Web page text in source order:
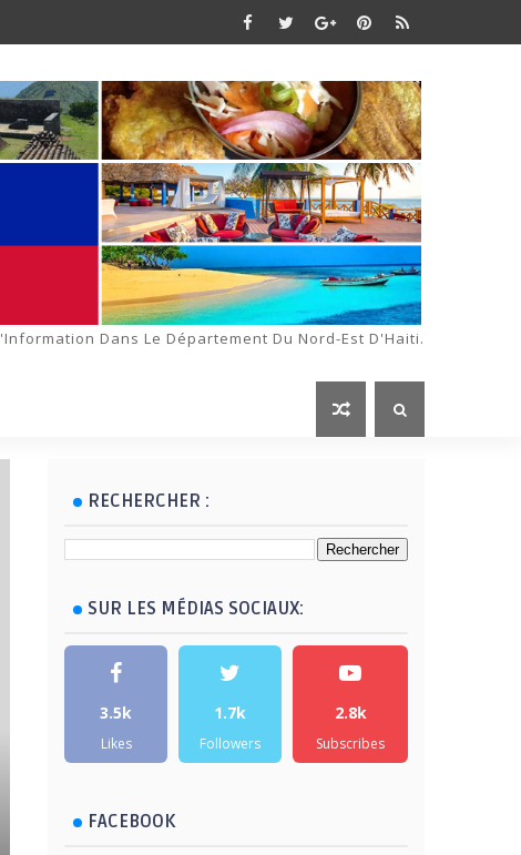
Dans Le Département Du Nord-Est D'Haiti.
RECHERCHER :
SUR LES MÉDIAS SOCIAUX:
3.5k
Likes
1.7k
Followers
2.8k
Subscribes
FACEBOOK